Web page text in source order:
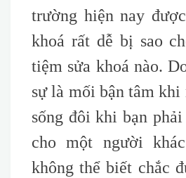
trường hiện nay
khoá rất dễ bị sao
tiệm sửa khoá nào.
sự là mối bận tâm khi
sống đôi khi bạn
cho một người
không thể biết chắc